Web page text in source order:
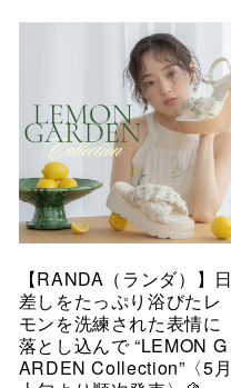
【RANDA（ランダ）】日
差しをたっぷり浴びたレ
モンを洗練された表情に
落とし込んで “LEMON G
ARDEN Collection”〈5月